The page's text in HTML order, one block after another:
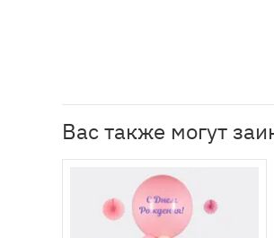
Вас также могут